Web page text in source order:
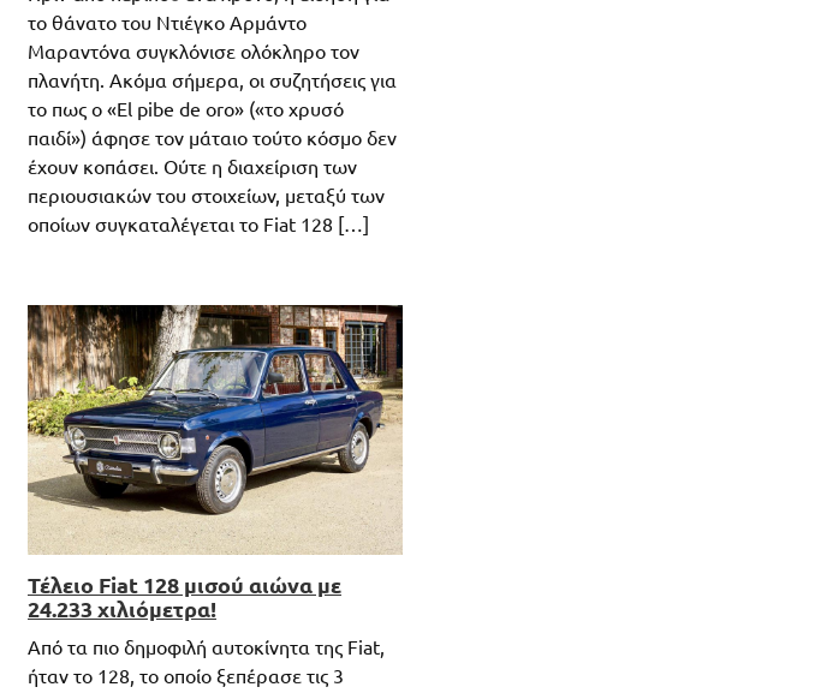
το θάνατο του Ντιέγκο Αρμάντο
Μαραντόνα συγκλόνισε ολόκληρο τον
πλανήτη. Ακόμα σήμερα, οι συζητήσεις για
το πως ο «El pibe de oro» («το χρυσό
παιδί») άφησε τον μάταιο τούτο κόσμο δεν
έχουν κοπάσει. Ούτε η διαχείριση των
περιουσιακών του στοιχείων, μεταξύ των
οποίων συγκαταλέγεται το Fiat 128 […]
Τέλειο Fiat 128 μισού αιώνα με
24.233 χιλιόμετρα!
Από τα πιο δημοφιλή αυτοκίνητα της Fiat,
ήταν το 128, το οποίο ξεπέρασε τις 3